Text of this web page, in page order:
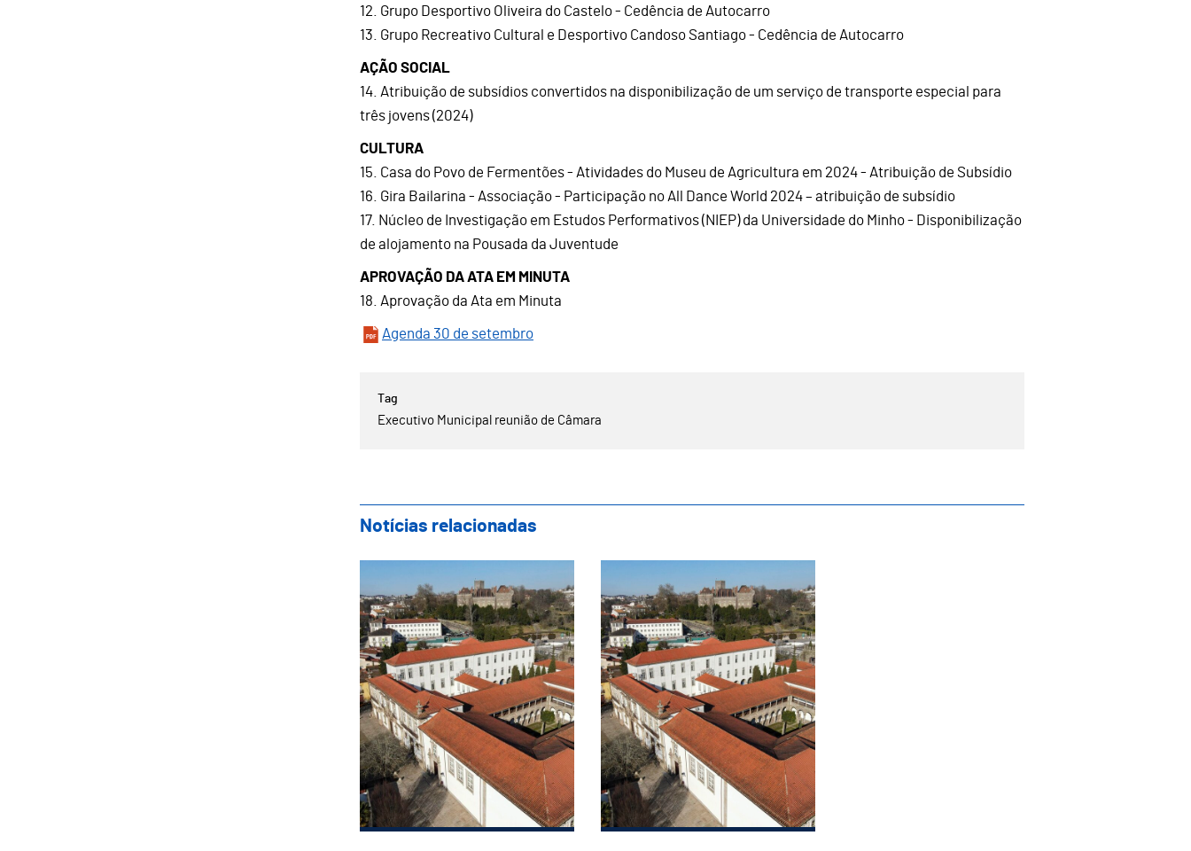
12. Grupo Desportivo Oliveira do Castelo - Cedência de Autocarro
13. Grupo Recreativo Cultural e Desportivo Candoso Santiago - Cedência de Autocarro
AÇÃO SOCIAL
14. Atribuição de subsídios convertidos na disponibilização de um serviço de transporte especial para
três jovens (2024)
CULTURA
15. Casa do Povo de Fermentões - Atividades do Museu de Agricultura em 2024 - Atribuição de Subsídio
16. Gira Bailarina - Associação - Participação no All Dance World 2024 – atribuição de subsídio
17. Núcleo de Investigação em Estudos Performativos (NIEP) da Universidade do Minho - Disponibilização
de alojamento na Pousada da Juventude
APROVAÇÃO DA ATA EM MINUTA
18. Aprovação da Ata em Minuta
Agenda 30 de setembro
Executivo Municipal reunião de Câmara
Notícias relacionadas
Reunião do Executivo Municipal realiza-se na próxima quinta-feira, 18 de setembro
Reunião do Executivo Municipal realiza-se na próxima